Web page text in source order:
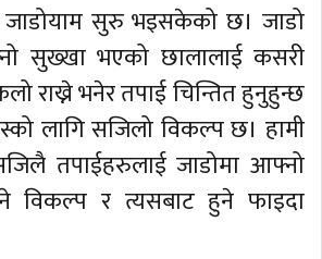
जाडोयाम सुरु भइसकेको छ। जाडो
सुख्खा भएको छालालाई कसरी
राख्ने भनेर तपाई चिन्तित हुनुहुन्छ
लागि सजिलो विकल्प छ। हामी
तपाईहरुलाई जाडोमा आफ्नो
विकल्प र त्यसबाट हुने फाइदा